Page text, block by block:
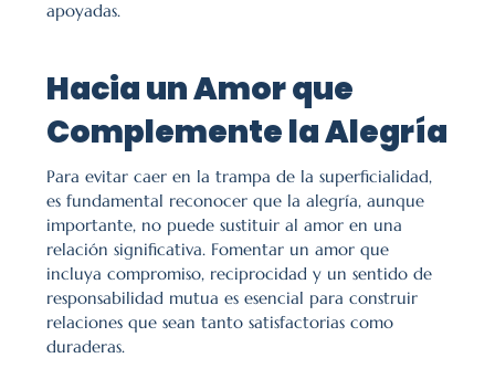
apoyadas.
Hacia un Amor que
Complemente la Alegría
Para evitar caer en la trampa de la superficialidad,
es fundamental reconocer que la alegría, aunque
importante, no puede sustituir al amor en una
relación significativa. Fomentar un amor que
incluya compromiso, reciprocidad y un sentido de
responsabilidad mutua es esencial para construir
relaciones que sean tanto satisfactorias como
duraderas.